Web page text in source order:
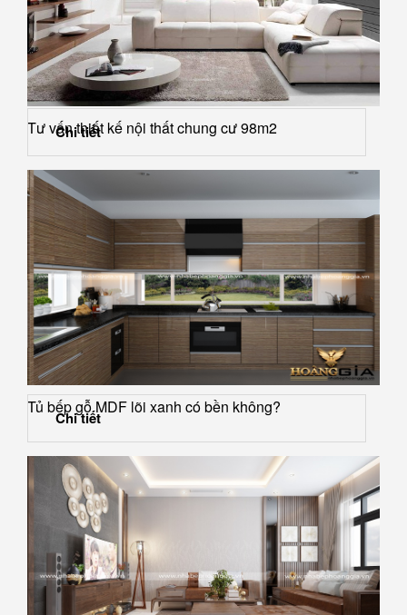
Tư vấn thiết kế nội thất chung cư 98m2
Chi tiết
Tủ bếp gỗ MDF lõi xanh có bền không?
Chi tiết